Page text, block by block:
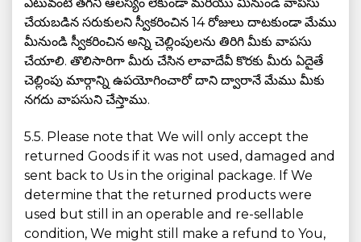
చేయబడిన సరుకులని స్వీకరించిన 14 రోజులు దాటకుండా మేము
మీనుండి స్వీకరించిన అన్ని చెల్లింపులను తిరిగి మీకు వాపసు
చేయాలి. తొలిసారిగా మీరు చేసిన లావాదేవీ కొరకు మీరు ఏదైతే
చెల్లింపు మార్గాన్ని ఉపయోగించారో దాని ద్వారానే మేము మీకు
నగదు వాపసుని చేస్తాము.
5.5. Please note that We will only accept the
returned Goods if it was not used, damaged and
sent back to Us in the original package. If We
determine that the returned products were
used but still in an operable and re-sellable
condition, We might still make a refund to You,